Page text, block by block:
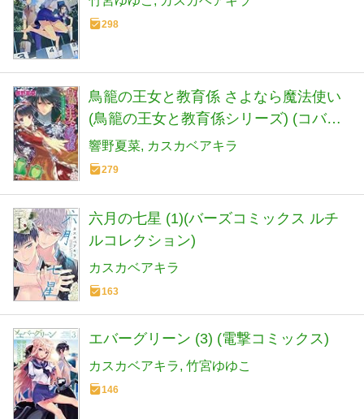
298
鳥籠の王女と教育係 さよなら魔法使い
(鳥籠の王女と教育係シリーズ) (コバル
ト文庫)
響野夏菜 カスカベアキラ
279
六月の七星 (1)(バーズコミックス ルチ
ルコレクション)
カスカベアキラ
163
エバーグリーン (3) (電撃コミックス)
カスカベアキラ 竹宮ゆゆこ
146